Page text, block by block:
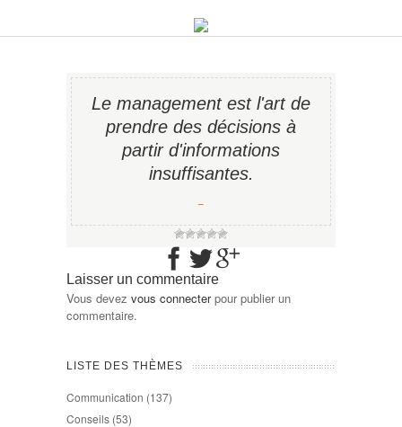
Le management est l'art de
prendre des décisions à
partir d'informations
insuffisantes.
−
Laisser un commentaire
Vous devez vous connecterpour publier un
commentaire.
LISTE DES THÈMES
Communication (137)
Conseils (53)